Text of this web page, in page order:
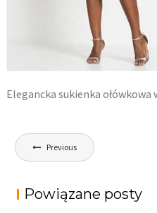
Elegancka sukienka
Nawigacja
wpisu
Previous
Powiązane posty